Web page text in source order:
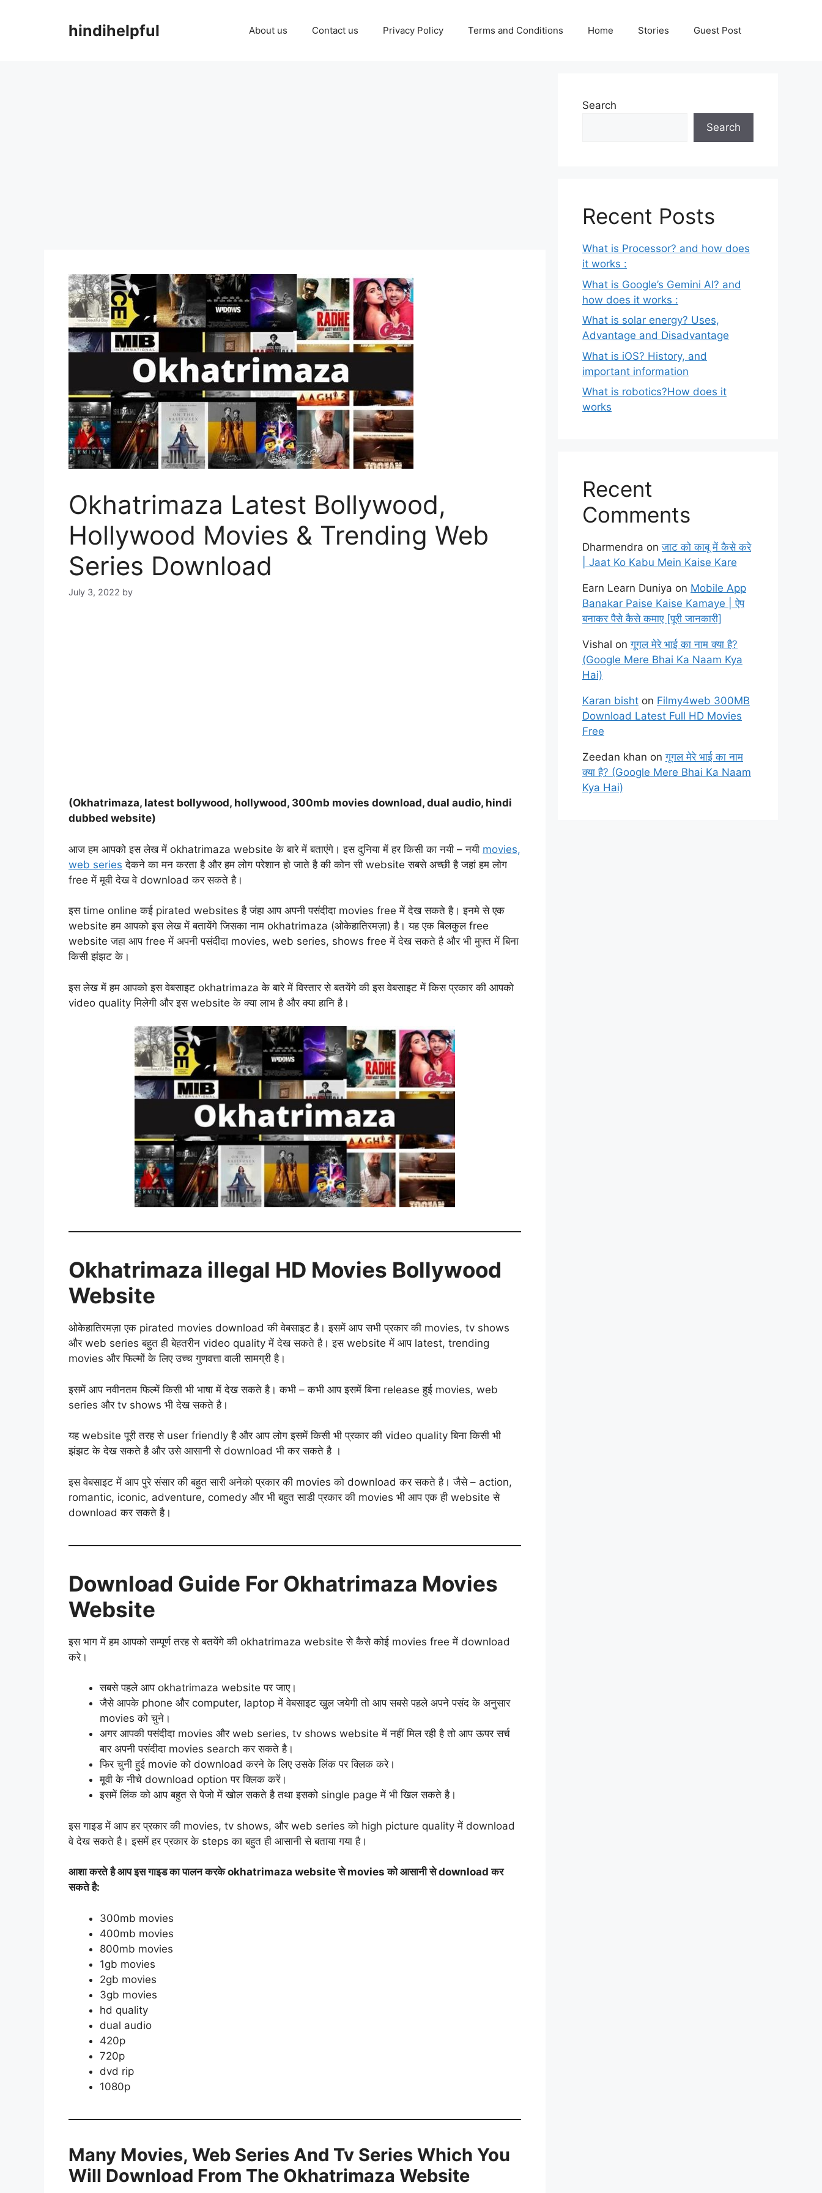
hindihelpful About us Contact us Privacy Policy Terms and Conditions Home Stories Guest Post
Okhatrimaza Latest Bollywood,
Hollywood Movies & Trending Web
Series Download
July 3, 2022 by
(Okhatrimaza, latest bollywood, hollywood, 300mb movies download, dual audio, hindi
dubbed website)
आज हम आपको इस लेख में okhatrimaza website के बारे में बताएंगे। इस दुनिया में हर किसी का नयी – नयी movies,
web series देकने का मन करता है और हम लोग परेशान हो जाते है की कोन सी website सबसे अच्छी है जहां हम लोग
free में मूवी देख वे download कर सकते है।
इस time online कई pirated websites है जंहा आप अपनी पसंदीदा movies free में देख सकते है। इनमे से एक
website हम आपको इस लेख में बतायेंगे जिसका नाम okhatrimaza (ओकेहातिरमज़ा) है। यह एक बिलकुल free
website जहा आप free में अपनी पसंदीदा movies, web series, shows free में देख सकते है और भी मुफ्त में बिना
किसी झंझट के।
इस लेख में हम आपको इस वेबसाइट okhatrimaza के बारे में विस्तार से बतयेंगे की इस वेबसाइट में किस प्रकार की आपको
video quality मिलेगी और इस website के क्या लाभ है और क्या हानि है।
Okhatrimaza illegal HD Movies Bollywood
Website
ओकेहातिरमज़ा एक pirated movies download की वेबसाइट है। इसमें आप सभी प्रकार की movies, tv shows
और web series बहुत ही बेहतरीन video quality में देख सकते है। इस website में आप latest, trending
movies और फिल्मों के लिए उच्च गुणवत्ता वाली सामग्री है।
इसमें आप नवीनतम फिल्में किसी भी भाषा में देख सकते है। कभी – कभी आप इसमें बिना release हुई movies, web
series और tv shows भी देख सकते है।
यह website पूरी तरह से user friendly है और आप लोग इसमें किसी भी प्रकार की video quality बिना किसी भी
झंझट के देख सकते है और उसे आसानी से download भी कर सकते है ।
इस वेबसाइट में आप पुरे संसार की बहुत सारी अनेको प्रकार की movies को download कर सकते है। जैसे – action,
romantic, iconic, adventure, comedy और भी बहुत साडी प्रकार की movies भी आप एक ही website से
download कर सकते है।
Download Guide For Okhatrimaza Movies
Website
इस भाग में हम आपको सम्पूर्ण तरह से बतयेंगे की okhatrimaza website से कैसे कोई movies free में download
करे।
सबसे पहले आप okhatrimaza website पर जाए।
जैसे आपके phone और computer, laptop में वेबसाइट खुल जयेगी तो आप सबसे पहले अपने पसंद के अनुसार
movies को चुने।
अगर आपकी पसंदीदा movies और web series, tv shows website में नहीं मिल रही है तो आप ऊपर सर्च
बार अपनी पसंदीदा movies search कर सकते है।
फिर चुनी हुई movie को download करने के लिए उसके लिंक पर क्लिक करे।
मूवी के नीचे download option पर क्लिक करें।
इसमें लिंक को आप बहुत से पेजो में खोल सकते है तथा इसको single page में भी खिल सकते है।
इस गाइड में आप हर प्रकार की movies, tv shows, और web series को high picture quality में download
वे देख सकते है। इसमें हर प्रकार के steps का बहुत ही आसानी से बताया गया है।
आशा करते है आप इस गाइड का पालन करके okhatrimaza website से movies को आसानी से download कर
सकते है:
300mb movies
400mb movies
800mb movies
1gb movies
2gb movies
3gb movies
hd quality
dual audio
420p
720p
dvd rip
1080p
Many Movies, Web Series And Tv Series Which You
Will Download From The Okhatrimaza Website
Search
Search
Recent Posts
What is Processor? and how does
it works :
What is Google’s Gemini AI? and
how does it works :
What is solar energy? Uses,
Advantage and Disadvantage
What is iOS? History, and
important information
What is robotics?How does it
works
Recent
Comments
Dharmendra onजाट को काबू में कैसे करे
| Jaat Ko Kabu Mein Kaise Kare
Earn Learn Duniya on Mobile App
Banakar Paise Kaise Kamaye | ऐप
बनाकर पैसे कैसे कमाए [पूरी जानकारी]
Vishal onगूगल मेरे भाई का नाम क्या है?
(Google Mere Bhai Ka Naam Kya
Hai)
Karan bisht on Filmy4web 300MB
Download Latest Full HD Movies
Free
Zeedan khan onगूगल मेरे भाई का नाम
क्या है? (Google Mere Bhai Ka Naam
Kya Hai)